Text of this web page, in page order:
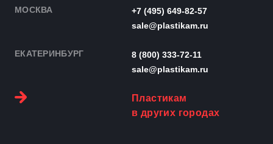
МОСКВА
+7 (495) 649-82-57
sale@plastikam.ru
ЕКАТЕРИНБУРГ
8 (800) 333-72-11
sale@plastikam.ru
Пластикам
в других городах